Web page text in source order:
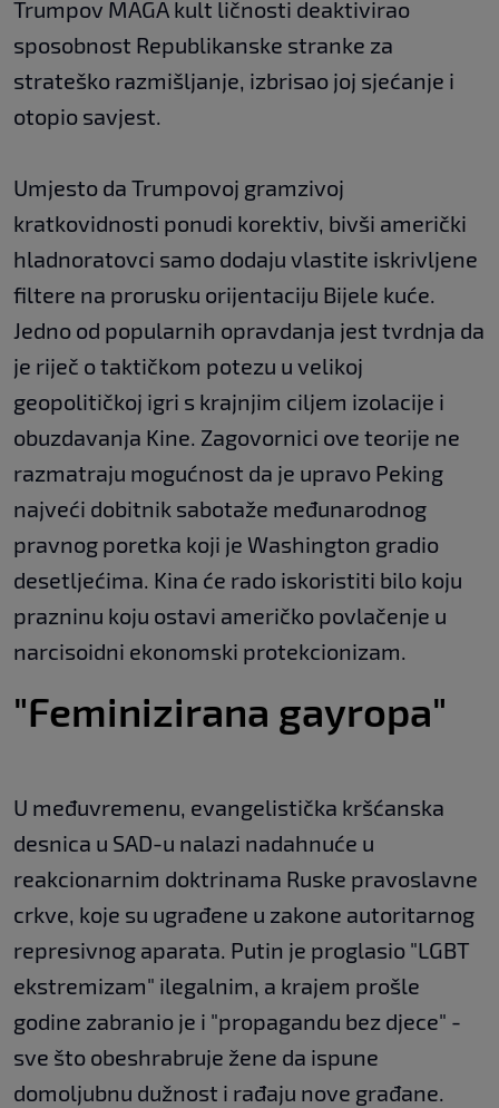
Trumpov MAGA kult ličnosti deaktivirao
sposobnost Republikanske stranke za
strateško razmišljanje, izbrisao joj sjećanje i
otopio savjest.
Umjesto da Trumpovoj gramzivoj
kratkovidnosti ponudi korektiv, bivši američki
hladnoratovci samo dodaju vlastite iskrivljene
filtere na prorusku orijentaciju Bijele kuće.
Jedno od popularnih opravdanja jest tvrdnja da
je riječ o taktičkom potezu u velikoj
geopolitičkoj igri s krajnjim ciljem izolacije i
obuzdavanja Kine. Zagovornici ove teorije ne
razmatraju mogućnost da je upravo Peking
najveći dobitnik sabotaže međunarodnog
pravnog poretka koji je Washington gradio
desetljećima. Kina će rado iskoristiti bilo koju
prazninu koju ostavi američko povlačenje u
narcisoidni ekonomski protekcionizam.
"Feminizirana gayropa"
U međuvremenu, evangelistička kršćanska
desnica u SAD-u nalazi nadahnuće u
reakcionarnim doktrinama Ruske pravoslavne
crkve, koje su ugrađene u zakone autoritarnog
represivnog aparata. Putin je proglasio "LGBT
ekstremizam" ilegalnim, a krajem prošle
godine zabranio je i "propagandu bez djece" -
sve što obeshrabruje žene da ispune
domoljubnu dužnost i rađaju nove građane.